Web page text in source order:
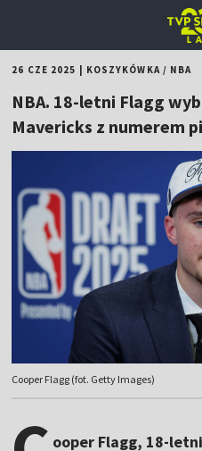
26 CZE 2025 KOSZYKÓWKA/ NBA
NBA. 18-letni Flagg
Mavericks z numerem
Cooper Flagg (fot. Getty Images)
ooper Flagg, 18-